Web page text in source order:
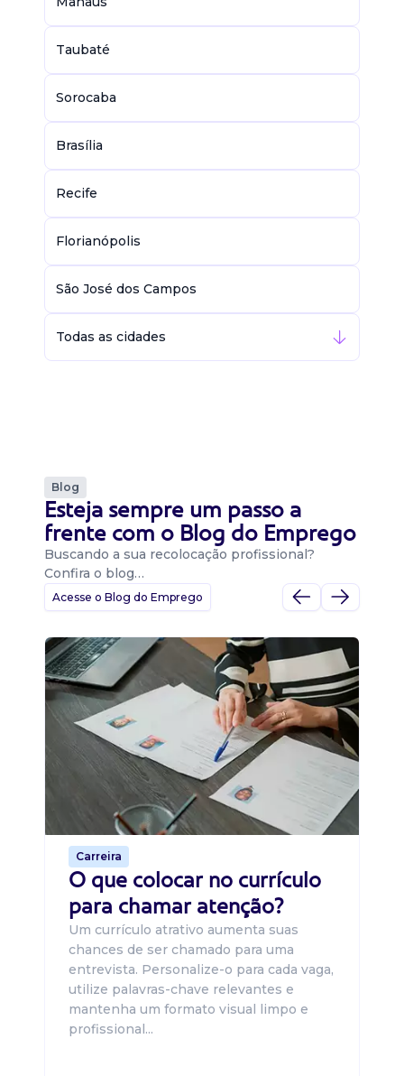
Taubaté
Sorocaba
Brasília
Recife
Florianópolis
São José dos Campos
Todas as cidades
Blog
Esteja sempre um passo a
frente com o Blog do Emprego
Buscando a sua recolocação profissional?
Confira o blog…
Acesse o Blog do Emprego
Carreira
O que colocar no currículo
para chamar atenção?
Um currículo atrativo aumenta suas
chances de ser chamado para uma
entrevista. Personalize-o para cada vaga,
utilize palavras-chave relevantes e
mantenha um formato visual limpo e
profissional...